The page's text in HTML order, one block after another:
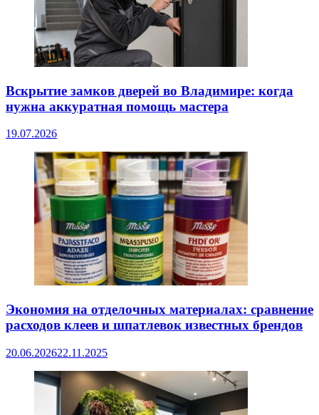
Вскрытие замков дверей во Владимире: когда
нужна аккуратная помощь мастера
19.07.2026
Экономия на отделочных материалах: сравнение
расходов клеев и шпатлевок известных брендов
20.06.202622.11.2025